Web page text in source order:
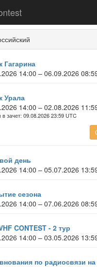
Гагарина
14:00 – 06.09.2026
Урала
14:00 – 02.08.2026
зачет: 09.08.2026 23:59 UTC
день
14:00 – 05.07.2026
сезона
14:00 – 07.06.2026
CONTEST - 2 тур
14:00 – 03.05.2026
по радиосвязи